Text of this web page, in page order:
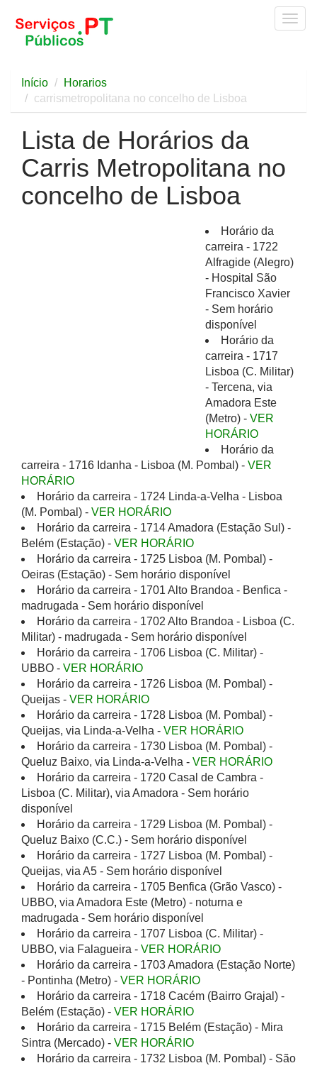
Início
Horarios
carrismetropolitana no concelho de Lisboa
Lista de Horários da
Carris Metropolitana no
concelho de Lisboa
Horário da
carreira - 1722
Alfragide (Alegro)
- Hospital São
Francisco Xavier
- Sem horário
disponível
Horário da
carreira - 1717
Lisboa (C. Militar)
- Tercena, via
Amadora Este
(Metro) - VER
HORÁRIO
Horário da
carreira - 1716 Idanha - Lisboa (M. Pombal) - VER
HORÁRIO
Horário da carreira - 1724 Linda-a-Velha - Lisboa
(M. Pombal) - VER HORÁRIO
Horário da carreira - 1714 Amadora (Estação Sul) -
Belém (Estação) - VER HORÁRIO
Horário da carreira - 1725 Lisboa (M. Pombal) -
Oeiras (Estação) - Sem horário disponível
Horário da carreira - 1701 Alto Brandoa - Benfica -
madrugada - Sem horário disponível
Horário da carreira - 1702 Alto Brandoa - Lisboa (C.
Militar) - madrugada - Sem horário disponível
Horário da carreira - 1706 Lisboa (C. Militar) -
UBBO - VER HORÁRIO
Horário da carreira - 1726 Lisboa (M. Pombal) -
Queijas - VER HORÁRIO
Horário da carreira - 1728 Lisboa (M. Pombal) -
Queijas, via Linda-a-Velha - VER HORÁRIO
Horário da carreira - 1730 Lisboa (M. Pombal) -
Queluz Baixo, via Linda-a-Velha - VER HORÁRIO
Horário da carreira - 1720 Casal de Cambra -
Lisboa (C. Militar), via Amadora - Sem horário
disponível
Horário da carreira - 1729 Lisboa (M. Pombal) -
Queluz Baixo (C.C.) - Sem horário disponível
Horário da carreira - 1727 Lisboa (M. Pombal) -
Queijas, via A5 - Sem horário disponível
Horário da carreira - 1705 Benfica (Grão Vasco) -
UBBO, via Amadora Este (Metro) - noturna e
madrugada - Sem horário disponível
Horário da carreira - 1707 Lisboa (C. Militar) -
UBBO, via Falagueira - VER HORÁRIO
Horário da carreira - 1703 Amadora (Estação Norte)
- Pontinha (Metro) - VER HORÁRIO
Horário da carreira - 1718 Cacém (Bairro Grajal) -
Belém (Estação) - VER HORÁRIO
Horário da carreira - 1715 Belém (Estação) - Mira
Sintra (Mercado) - VER HORÁRIO
Horário da carreira - 1732 Lisboa (M. Pombal) - São